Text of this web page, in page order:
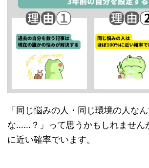
「同じ悩みの人・同じ環境の人な
な……？」って思うかもしれません
に近い確率でいます。